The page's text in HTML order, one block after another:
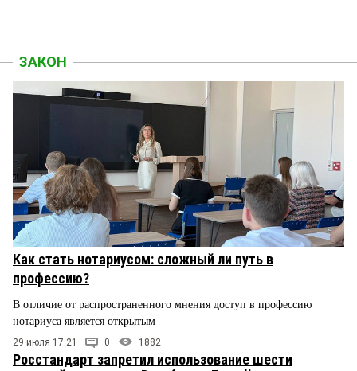
ЗАКОН
Как стать нотариусом: сложный ли путь в
профессию?
В отличие от распространенного мнения доступ в профессию
нотариуса является открытым
29 июля 17:21 0 1882
Росстандарт запретил использование шести